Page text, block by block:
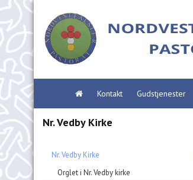
Kontakt Gudstjenester
Nr. Vedby Kirke
Nr. Vedby Kirke
Orglet i Nr. Vedby kirke